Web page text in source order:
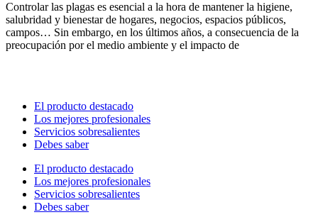
Controlar las plagas es esencial a la hora de mantener la higiene,
salubridad y bienestar de hogares, negocios, espacios públicos,
campos… Sin embargo, en los últimos años, a consecuencia de la
preocupación por el medio ambiente y el impacto de
El producto destacado
Los mejores profesionales
Servicios sobresalientes
Debes saber
El producto destacado
Los mejores profesionales
Servicios sobresalientes
Debes saber